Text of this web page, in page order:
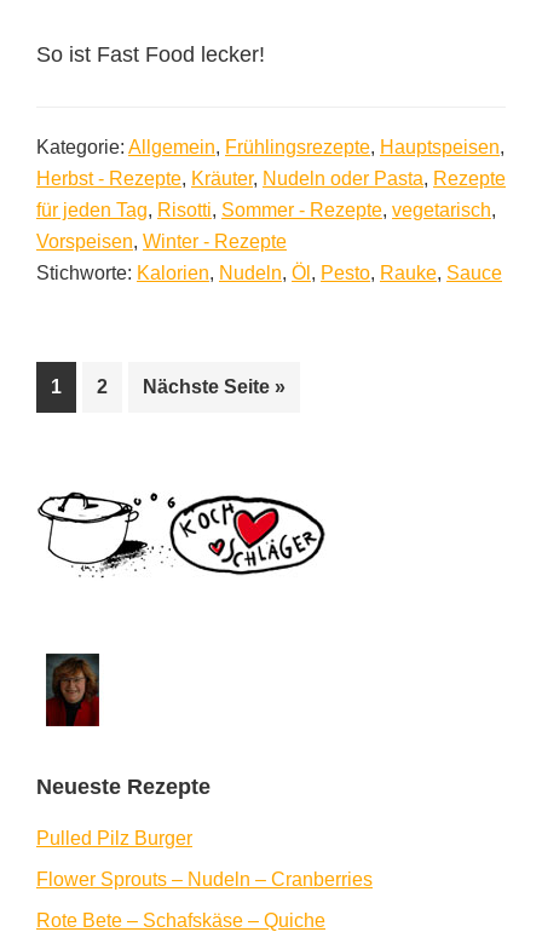
So ist Fast Food lecker!
Kategorie: Allgemein, Frühlingsrezepte, Hauptspeisen,
Herbst - Rezepte, Kräuter, Nudeln oder Pasta, Rezepte
für jeden Tag, Risotti, Sommer - Rezepte, vegetarisch,
Vorspeisen, Winter - Rezepte
Stichworte: Kalorien, Nudeln, Öl , Pesto, Rauke, Sauce
Seite
1 Seite
2 Nächste Seite aufrufen
»
Seitenspalte
Neueste Rezepte
Pulled Pilz Burger
Flower Sprouts – Nudeln – Cranberries
Rote Bete – Schafskäse – Quiche